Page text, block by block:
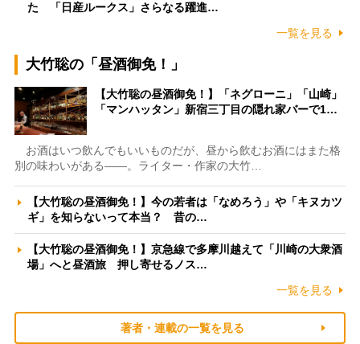
た 「日産ルークス」さらなる躍進…
一覧を見る
大竹聡の「昼酒御免！」
【大竹聡の昼酒御免！】「ネグローニ」「山崎」
「マンハッタン」新宿三丁目の隠れ家バーで1…
お酒はいつ飲んでもいいものだが、昼から飲むお酒にはまた格
別の味わいがある――。ライター・作家の大竹…
【大竹聡の昼酒御免！】今の若者は「なめろう」や「キヌカツ
ギ」を知らないって本当？ 昔の…
【大竹聡の昼酒御免！】京急線で多摩川越えて「川崎の大衆酒
場」へと昼酒旅 押し寄せるノス…
一覧を見る
著者・連載の一覧を見る